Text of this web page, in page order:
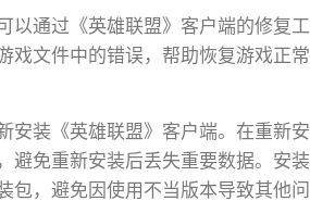
以通过《英雄联盟》客户端的修复工
戏文件中的错误，帮助恢复游戏正常
安装《英雄联盟》客户端。在重新安
避免重新安装后丢失重要数据。安装
包，避免因使用不当版本导致其他问